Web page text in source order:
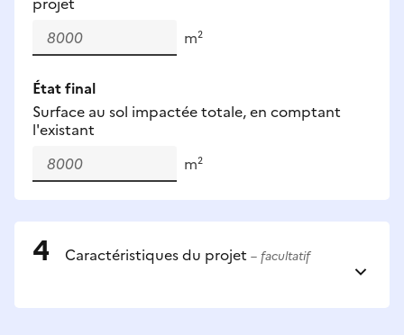
m²
État final
Surface au sol impactée totale, en comptant
l'existant
m²
Caractéristiques du projet – facultatif